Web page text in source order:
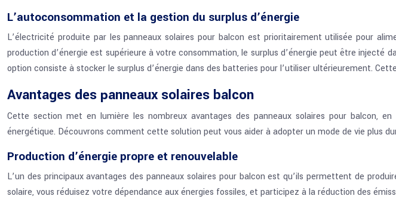
L’autoconsommation et la gestion du surplus d’énergie
L’électricité produite par les panneaux solaires pour balcon est prioritairement utilisée pour
production d’énergie est supérieure à votre consommation, le surplus d’énergie peut être
option consiste à stocker le surplus d’énergie dans des batteries pour l’utiliser ultérieurement.
Avantages des panneaux solaires balcon
Cette section met en lumière les nombreux avantages des panneaux solaires pour balcon,
énergétique. Découvrons comment cette solution peut vous aider à adopter un mode de vie plus
Production d’énergie propre et renouvelable
L’un des principaux avantages des panneaux solaires pour balcon est qu’ils permettent de
solaire, vous réduisez votre dépendance aux énergies fossiles, et participez à la réduction des